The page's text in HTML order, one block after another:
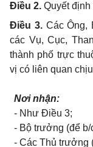
Điều 2. Quyết
Điều 3.Các Ông,
các Vụ, Cục,
thành phố trực
vị có liên quan
Nơi nhận:
- NhưĐiều 3;
- Bộ trưởng (để b/
- Các Thủ trưởng